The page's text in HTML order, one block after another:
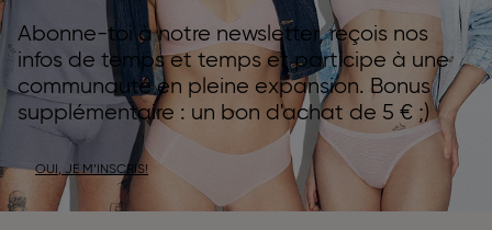
Abonne-toi à notre newsletter, reçois nos
infos de temps et temps et participe à une
communauté en pleine expansion. Bonus
supplémentaire : un bon d'achat de 5 € ;)
OUI, JE M’INSCRIS!